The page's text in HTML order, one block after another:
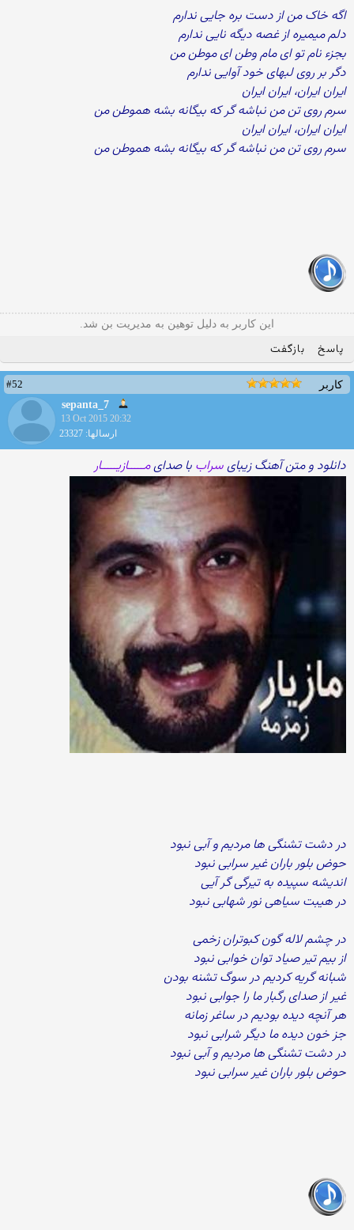
اگه خاک من از دست بره جایی ندارم
دلم میمیره از غصه دیگه نایی ندارم
بجزء نام تو ای مام وطن ای موطن من
دگر بر روی لبهای خود آوایی ندارم
ایران ایران، ایران ایران
سرم روی تن من نباشه گر که بیگانه بشه هموطن من
ایران ایران، ایران ایران
سرم روی تن من نباشه گر که بیگانه بشه هموطن من
این کاربر به دلیل توهین به مدیریت بن شد.
پاسخ بازگفت
کاربر
#52
sepanta_7
13 Oct 2015 20:32
ارسالها: 23327
دانلود و متن آهنگ زیبایسراب با صدایمـــــازیـــــار
در دشت تشنگی ها مردیم و آبی نبود
حوض بلور باران غیر سرابی نبود
اندیشه سپیده به تیرگی گر آیی
در هیبت سیاهی نور شهابی نبود
در چشم لاله گون کبوتران زخمی
از بیم تیر صیاد توان خوابی نبود
شبانه گریه کردیم در سوگ تشنه بودن
غیر از صدای رگبار ما را جوابی نبود
هر آنچه دیده بودیم در ساغر زمانه
جز خون دیده ما دیگر شرابی نبود
در دشت تشنگی ها مردیم و آبی نبود
حوض بلور باران غیر سرابی نبود